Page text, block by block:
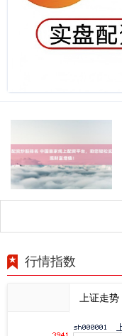
行情指数
上证走势